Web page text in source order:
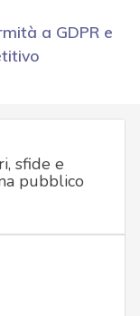
a GDPR e
sfide e
pubblico